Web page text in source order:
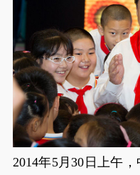
2014年5月30日上午